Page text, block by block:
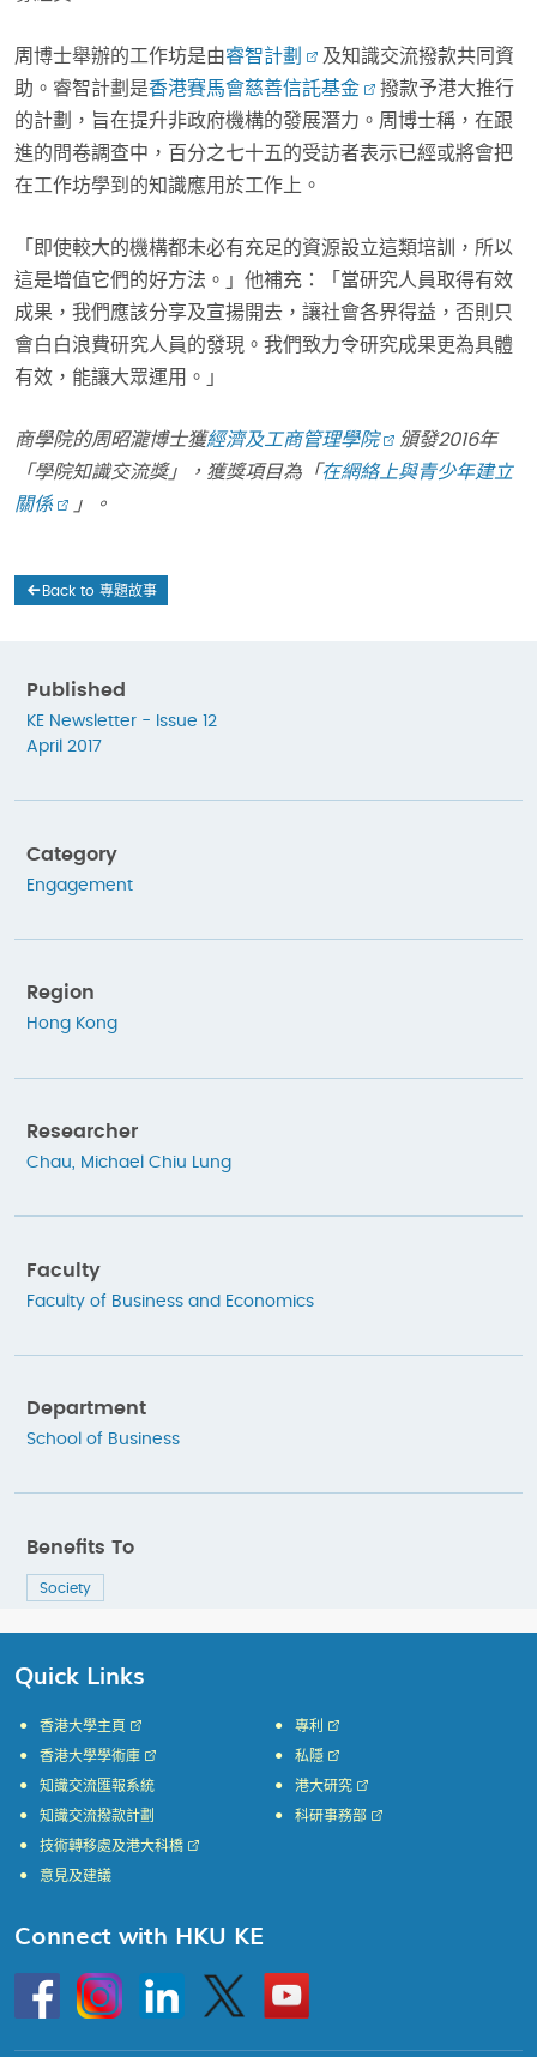
周博士舉辦的工作坊是由睿智計劃
及知識交流撥款共同資
助。睿智計劃是香港賽馬會慈善信託基金
撥款予港大推行
的計劃，旨在提升非政府機構的發展潛力。周博士稱，在跟
進的問卷調查中，百分之七十五的受訪者表示已經或將會把
在工作坊學到的知識應用於工作上。
「即使較大的機構都未必有充足的資源設立這類培訓，所以
這是增值它們的好方法。」他補充：「當研究人員取得有效
成果，我們應該分享及宣揚開去，讓社會各界得益，否則只
會白白浪費研究人員的發現。我們致力令研究成果更為具體
有效，能讓大眾運用。」
商學院的周昭瀧博士獲經濟及工商管理學院 頒發2016年
「學院知識交流獎」，獲獎項目為「在網絡上與青少年建立
關係 」。
Back to 專題故事
Published
KE Newsletter - Issue 12
April 2017
Category
Engagement
Region
Hong Kong
Researcher
Chau, Michael Chiu Lung
Faculty
Faculty of Business and Economics
Department
School of Business
Benefits To
Society
Quick Links
香港大學主頁
香港大學學術庫
知識交流匯報系統
知識交流撥款計劃
專利
私隱
港大研究
科研事務部
技術轉移處及港大科橋
意見及建議
Connect with HKU KE
HKU
InstagramLinkedin Twitter
Go
to
HKU